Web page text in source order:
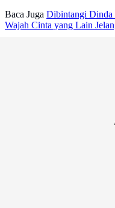
Baca Juga Dibintangi
Wajah Cinta yang Lain